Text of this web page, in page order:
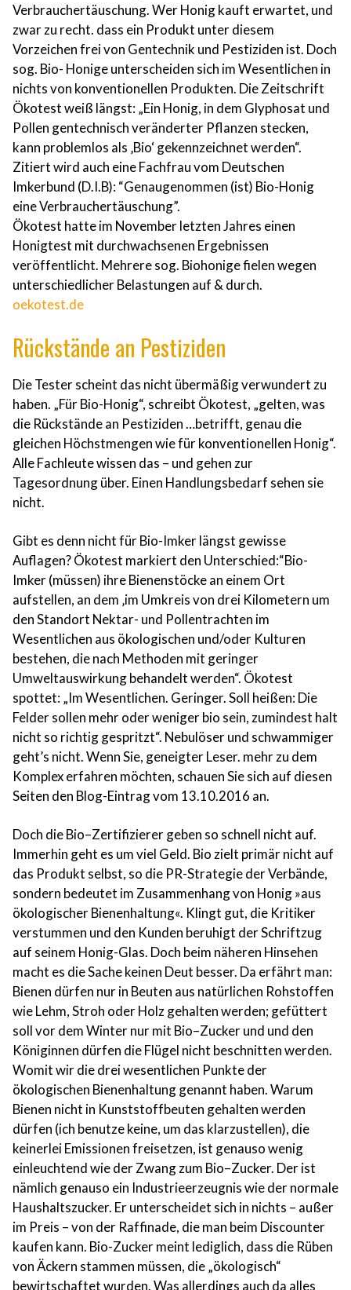
Verbrauchertäuschung. Wer Honig kauft erwartet, und
zwar zu recht. dass ein Produkt unter diesem
Vorzeichen frei von Gentechnik und Pestiziden ist. Doch
sog. Bio- Honige unterscheiden sich im Wesentlichen in
nichts von konventionellen Produkten. Die Zeitschrift
Ökotest weiß längst: „Ein Honig, in dem Glyphosat und
Pollen gentechnisch veränderter Pflanzen stecken,
kann problemlos als ‚Bio‘ gekennzeichnet werden“.
Zitiert wird auch eine Fachfrau vom Deutschen
Imkerbund (D.I.B): “Genaugenommen (ist) Bio-Honig
eine Verbrauchertäuschung”.
Ökotest hatte im November letzten Jahres einen
Honigtest mit durchwachsenen Ergebnissen
veröffentlicht. Mehrere sog. Biohonige fielen wegen
unterschiedlicher Belastungen auf & durch.
oekotest.de
Rückstände an Pestiziden
Die Tester scheint das nicht übermäßig verwundert zu
haben. „Für Bio-Honig“, schreibt Ökotest, „gelten, was
die Rückstände an Pestiziden …betrifft, genau die
gleichen Höchstmengen wie für konventionellen Honig“.
Alle Fachleute wissen das – und gehen zur
Tagesordnung über. Einen Handlungsbedarf sehen sie
nicht.
Gibt es denn nicht für Bio-Imker längst gewisse
Auflagen? Ökotest markiert den Unterschied:“Bio-
Imker (müssen) ihre Bienenstöcke an einem Ort
aufstellen, an dem ‚im Umkreis von drei Kilometern um
den Standort Nektar- und Pollentrachten im
Wesentlichen aus ökologischen und/oder Kulturen
bestehen, die nach Methoden mit geringer
Umweltauswirkung behandelt werden“. Ökotest
spottet: „Im Wesentlichen. Geringer. Soll heißen: Die
Felder sollen mehr oder weniger bio sein, zumindest halt
nicht so richtig gespritzt“. Nebulöser und schwammiger
geht’s nicht. Wenn Sie, geneigter Leser. mehr zu dem
Komplex erfahren möchten, schauen Sie sich auf diesen
Seiten den Blog-Eintrag vom 13.10.2016 an.
Doch die Bio–Zertifizierer geben so schnell nicht auf.
Immerhin geht es um viel Geld. Bio zielt primär nicht auf
das Produkt selbst, so die PR-Strategie der Verbände,
sondern bedeutet im Zusammenhang von Honig »aus
ökologischer Bienenhaltung«. Klingt gut, die Kritiker
verstummen und den Kunden beruhigt der Schriftzug
auf seinem Honig-Glas. Doch beim näheren Hinsehen
macht es die Sache keinen Deut besser. Da erfährt man:
Bienen dürfen nur in Beuten aus natürlichen Rohstoffen
wie Lehm, Stroh oder Holz gehalten werden; gefüttert
soll vor dem Winter nur mit Bio–Zucker und und den
Königinnen dürfen die Flügel nicht beschnitten werden.
Womit wir die drei wesentlichen Punkte der
ökologischen Bienenhaltung genannt haben. Warum
Bienen nicht in Kunststoffbeuten gehalten werden
dürfen (ich benutze keine, um das klarzustellen), die
keinerlei Emissionen freisetzen, ist genauso wenig
einleuchtend wie der Zwang zum Bio–Zucker. Der ist
nämlich genauso ein Industrieerzeugnis wie der normale
Haushaltszucker. Er unterscheidet sich in nichts – außer
im Preis – von der Raffinade, die man beim Discounter
kaufen kann. Bio-Zucker meint lediglich, dass die Rüben
von Äckern stammen müssen, die „ökologisch“
bewirtschaftet wurden. Was allerdings auch da alles